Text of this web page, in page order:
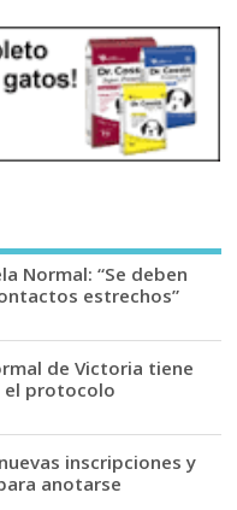
Normal: “Se deben
estrechos”
de Victoria tiene
el protocolo
inscripciones y
anotarse